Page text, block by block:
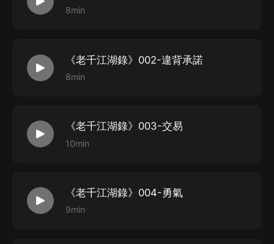
8min
《老千江湖錄》002-違背承諾
8min
《老千江湖錄》003-交易
10min
《老千江湖錄》004-勇氣
9min